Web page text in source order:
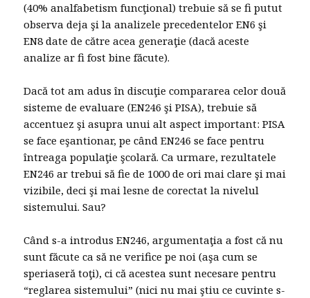
(40% analfabetism funcţional) trebuie să se fi putut
observa deja şi la analizele precedentelor EN6 şi
EN8 date de către acea generaţie (dacă aceste
analize ar fi fost bine făcute).
Dacă tot am adus în discuţie compararea celor două
sisteme de evaluare (EN246 şi PISA), trebuie să
accentuez şi asupra unui alt aspect important: PISA
se face eşantionar, pe când EN246 se face pentru
întreaga populaţie şcolară. Ca urmare, rezultatele
EN246 ar trebui să fie de 1000 de ori mai clare şi mai
vizibile, deci şi mai lesne de corectat la nivelul
sistemului. Sau?
Când s-a introdus EN246, argumentaţia a fost că nu
sunt făcute ca să ne verifice pe noi (aşa cum se
speriaseră toţi), ci că acestea sunt necesare pentru
“reglarea sistemului” (nici nu mai ştiu ce cuvinte s-